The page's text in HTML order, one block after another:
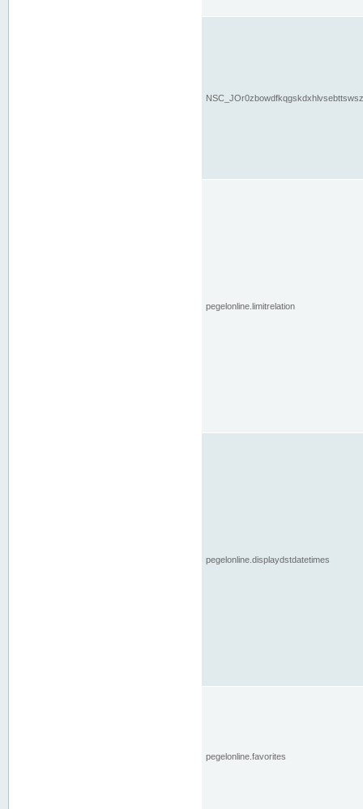
pegelonline.limitrelation
pegelonline.displaydstdatetimes
pegelonline.favorites